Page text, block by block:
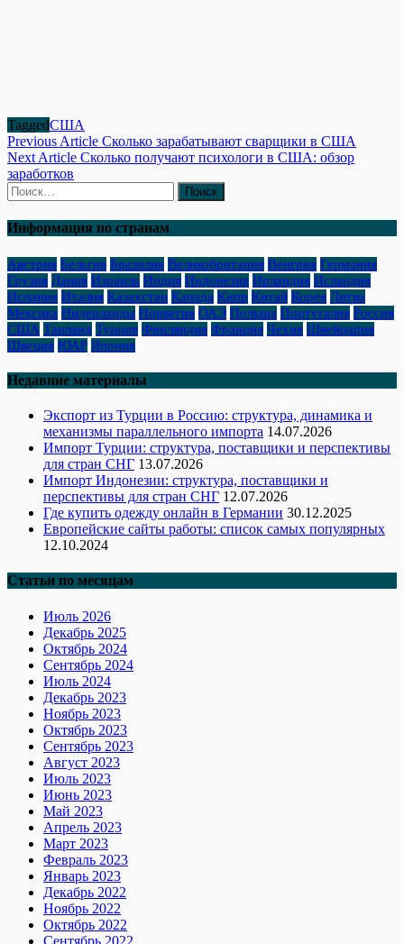
TaggedСША
Навигация
по
записям
Previous Article Сколько зарабатывают сварщики в США
Next Article Сколько получают психологи в США: обзор
заработков
Найти:
Информация по странам
Австрия Бельгия Бразилия Великобритания Венгрия Германия
Грузия Дания Израиль Индия Индонезия Ирландия Исландия
Испания Италия Казахстан Канада Кипр Китай Корея Литва
Мексика Нидерланды Норвегия ОАЭ Польша Португалия Россия
США Таиланд Турция Финляндия Франция Чехия Швейцария
Швеция ЮАР Япония
Недавние материалы
Экспорт из Турции в Россию: структура, динамика и
механизмы параллельного импорта 14.07.2026
Импорт Турции: структура, поставщики и перспективы
для стран СНГ 13.07.2026
Импорт Индонезии: структура, поставщики и
перспективы для стран СНГ 12.07.2026
Где купить одежду онлайн в Германии 30.12.2025
Европейские сайты работы: список самых популярных
12.10.2024
Статьи по месяцам
Июль 2026
Декабрь 2025
Октябрь 2024
Сентябрь 2024
Июль 2024
Декабрь 2023
Ноябрь 2023
Октябрь 2023
Сентябрь 2023
Август 2023
Июль 2023
Июнь 2023
Май 2023
Апрель 2023
Март 2023
Февраль 2023
Январь 2023
Декабрь 2022
Ноябрь 2022
Октябрь 2022
Сентябрь 2022